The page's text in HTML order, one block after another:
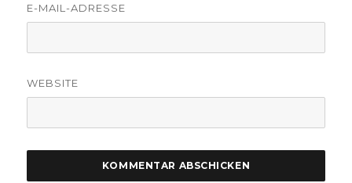
E-MAIL-ADRESSE
WEBSITE